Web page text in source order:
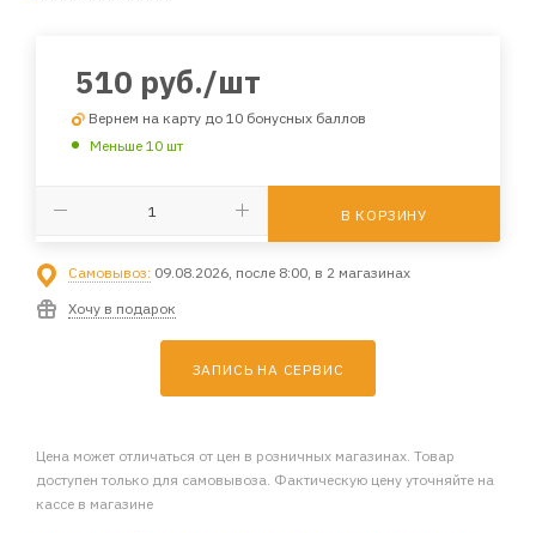
510 руб./шт
Вернем на карту до 10 бонусных баллов
Меньше 10 шт
В КОРЗИНУ
Самовывоз: 09.08.2026, после 8:00, в 2 магазинах
Хочу в подарок
ЗАПИСЬ НА СЕРВИС
Цена может отличаться от цен в розничных магазинах. Товар
доступен только для самовывоза. Фактическую цену уточняйте на
кассе в магазине